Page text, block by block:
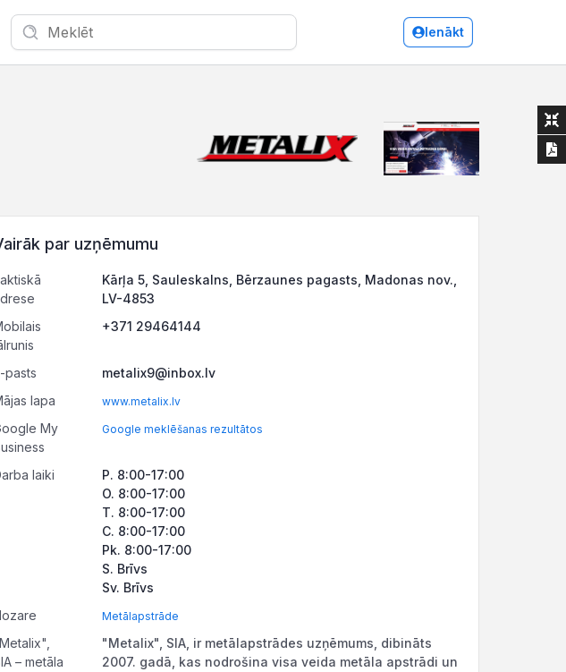
Ienākt
par uzņēmumu
Kārļa 5, Sauleskalns, Bērzaunes pagasts, Madonas nov.,
LV-4853
+371 29464144
pasts
metalix9@inbox.lv
lapa
www.metalix.lv
My
Google meklēšanas rezultātos
laiki
P. 8:00-17:00
O. 8:00-17:00
T. 8:00-17:00
C. 8:00-17:00
Pk. 8:00-17:00
S. Brīvs
Sv. Brīvs
Metālapstrāde
– metāla
"Metalix", SIA, ir metālapstrādes uzņēmums, dibināts
2007. gadā, kas nodrošina visa veida metāla apstrādi un